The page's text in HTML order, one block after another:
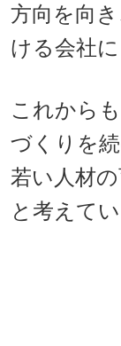
方向を向
ける会社
これから
づくりを
若い人材
と考えてい